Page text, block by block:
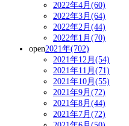
2022年4月(60)
2022年3月(64)
2022年2月(44)
2022年1月(70)
open2021年(702)
2021年12月(54)
2021年11月(71)
2021年10月(55)
2021年9月(72)
2021年8月(44)
2021年7月(72)